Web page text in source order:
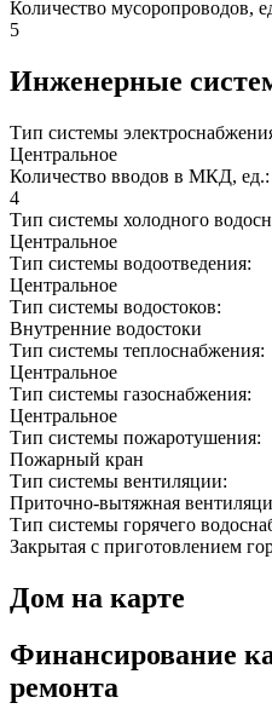
Количество мусоропроводов,
5
Инженерные
Тип системы
Центральное
Количество вводов в МКД, ед.:
4
Тип системы холодного
Центральное
Тип системы водоотведения:
Центральное
Тип системы водостоков:
Внутренние водостоки
Тип системы теплоснабжения:
Центральное
Тип системы газоснабжения:
Центральное
Тип системы пожаротушения:
Пожарный кран
Тип системы вентиляции:
Приточно-вытяжная
Тип системы горячего
Закрытая с приготовлением
Дом на карте
Финансирование
ремонта